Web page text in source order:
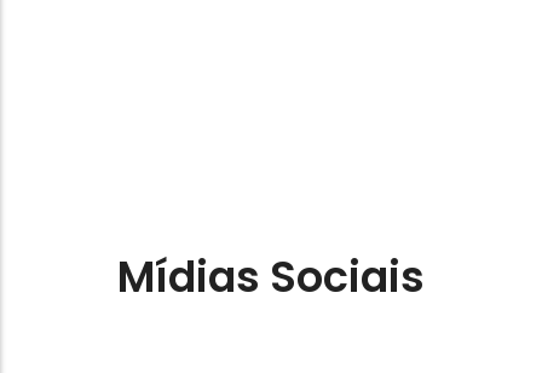
Mídias Sociais